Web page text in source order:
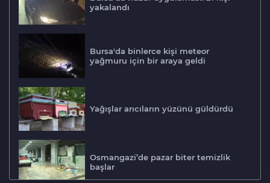
yakalandı
Bursa'da binlerce kişi meteor
yağmuru için bir araya geldi
Yağışlar arıcıların yüzünü güldürdü
Osmangazi’de pazar biter temizlik
başlar